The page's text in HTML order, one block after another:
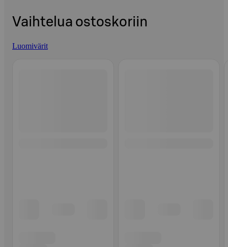
Vaihtelua ostoskoriin
Luomivärit